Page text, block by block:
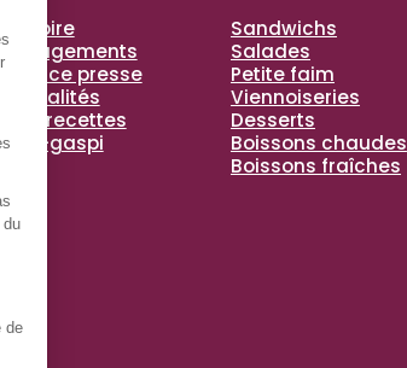
Histoire
Engagements
Espace presse
Actualités
Tips recettes
anti-gaspi
Sandwichs
Salades
Petite faim
Viennoiseries
Desserts
Boissons chaudes
Boissons fraîches